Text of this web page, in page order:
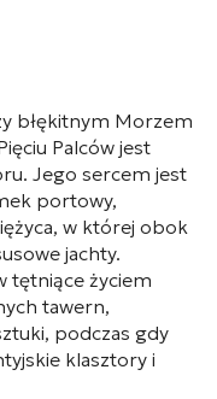
błękitnym Morzem
Palców jest
Jego sercem jest
portowy,
w której obok
jachty.
tętniące życiem
tawern,
podczas gdy
klasztory i